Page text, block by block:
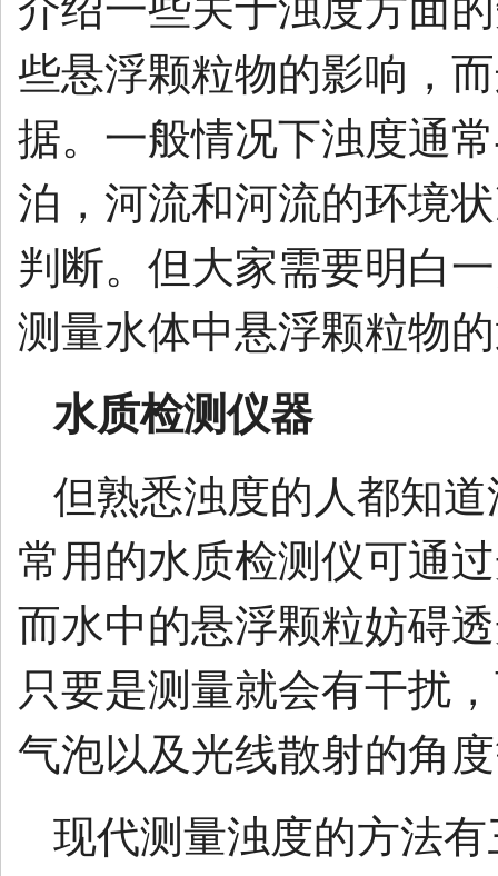
些悬浮颗粒物的影响，
据。一般情况下浊度通
泊，河流和河流的环境
判断。但大家需要明白
测量水体中悬浮颗粒物
水质检测仪器
但熟悉浊度的人都知
常用的水质检测仪可通
而水中的悬浮颗粒妨碍
只要是测量就会有干扰
气泡以及光线散射的角
现代测量浊度的方法